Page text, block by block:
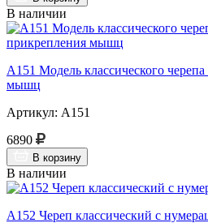
В наличии
А151 Модель классического
мышц
Артикул: А151
6890
В корзину
В наличии
А152 Череп классический с